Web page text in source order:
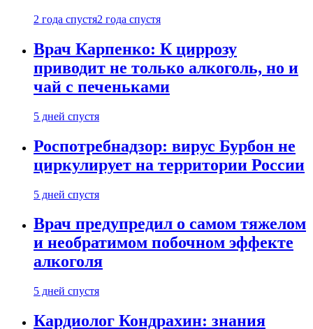
2 года спустя2 года спустя
Врач Карпенко: К циррозу
приводит не только алкоголь, но и
чай с печеньками
5 дней спустя
Роспотребнадзор: вирус Бурбон не
циркулирует на территории России
5 дней спустя
Врач предупредил о самом тяжелом
и необратимом побочном эффекте
алкоголя
5 дней спустя
Кардиолог Кондрахин: знания